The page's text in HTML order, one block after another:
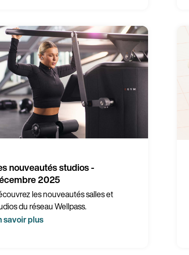
nouveautés studios -
2025
les nouveautés salles et
du réseau Wellpass.
savoir plus